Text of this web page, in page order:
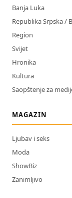
Banja Luka
Republika Srpska /
Region
Svijet
Hronika
Kultura
Saopštenje za
MAGAZIN
Ljubav i seks
Moda
ShowBiz
Zanimljivo